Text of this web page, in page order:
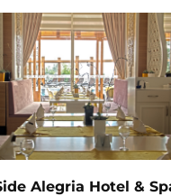
Alegria Hotel &